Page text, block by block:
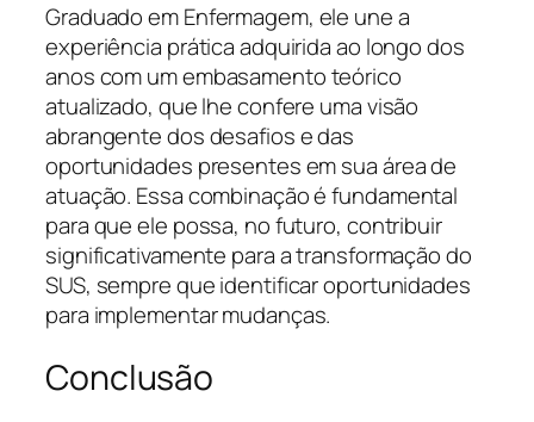
Graduado em Enfermagem, ele une a
experiência prática adquirida ao longo dos
anos com um embasamento teórico
atualizado, que lhe confere uma visão
abrangente dos desafios e das
oportunidades presentes em sua área de
atuação. Essa combinação é fundamental
para que ele possa, no futuro, contribuir
significativamente para a transformação do
SUS, sempre que identificar oportunidades
para implementar mudanças.
Conclusão